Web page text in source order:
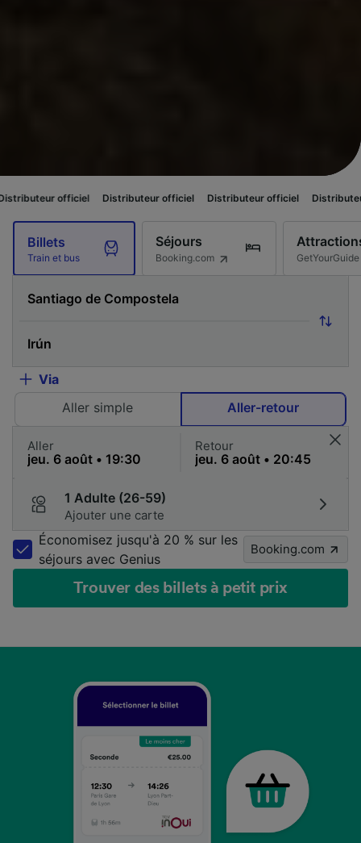
Distributeur officiel Distributeur officiel Distributeur officiel
Billets
Train et bus
Séjours
Booking.com GetYourGuide
Via
Aller simple
Aller-retour
Aller Retour
1 Adulte (26-59)
Ajouter une carte
Économisez jusqu'à 20 % sur les
séjours avec Genius
Booking.com
Trouver des billets à petit prix